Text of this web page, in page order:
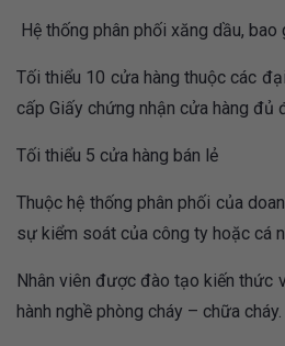
Hệ thống phân phối xăng dầu, bao
Tối thiểu 10 cửa hàng thuộc các
cấp Giấy chứng nhận cửa hàng đủ
Tối thiểu 5 cửa hàng bán lẻ
Thuộc hệ thống phân phối của
sự kiểm soát của công ty hoặc cá
Nhân viên được đào tạo kiến thức
hành nghề phòng cháy – chữa cháy.